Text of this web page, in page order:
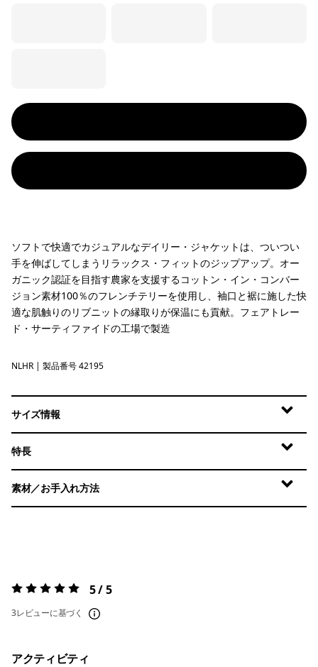
ソフトで快適でカジュアルなデイリー・ジャケットは、ついつい
手を伸ばしてしまうリラックス・フィットのジップアップ。オー
ガニック認証を目指す農家を支援するコットン・イン・コンバー
ジョン素材100％のフレンチテリーを使用し、袖口と裾に施した快
適な肌触りのリブニットの縁取りが保温にも貢献。フェアトレー
ド・サーティファイドの工場で製造
Noble Grey Heather
NLHR | 製品番号 42195
サイズ情報
特長
素材／お手入れ方法
評価:5 / 5 5 / 5
3レビューに基づく
アクティビティ